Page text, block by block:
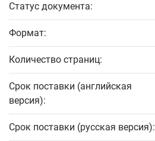
Статус документа:
Формат:
Количество страниц:
Срок поставки (английская
версия):
Срок поставки (русская версия):